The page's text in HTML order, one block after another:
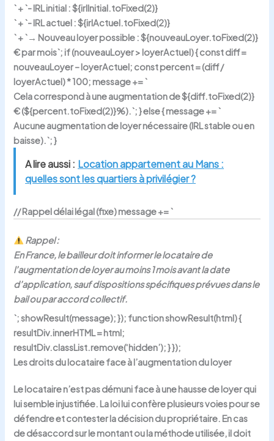
` + `- IRL initial :${irlInitial.toFixed(2)}
` + `- IRL actuel :${irlActuel.toFixed(2)}
` + `→ Nouveau loyer possible :${nouveauLoyer.toFixed(2)}
€ par mois`; if (nouveauLoyer > loyerActuel) { const diff =
nouveauLoyer – loyerActuel; const percent = (diff /
loyerActuel) * 100; message += `
Cela correspond à une augmentation de${diff.toFixed(2)}
€ (${percent.toFixed(2)}%).`; } else { message += `
Aucune augmentation de loyer nécessaire (IRL stable ou en
baisse).`; }
A lire aussi : Location appartement au Mans :
quelles sont les quartiers à privilégier ?
// Rappel délai légal (fixe) message += `
Rappel :
En France, le bailleur doit informer le locataire de
l’augmentation de loyer au moins1 mois avant la date
d’application, sauf dispositions spécifiques prévues dans le
bail ou par accord collectif.
`; showResult(message); }); function showResult(html) {
resultDiv.innerHTML = html;
resultDiv.classList.remove(‘hidden’); } });
Les droits du locataire face à l’augmentation du loyer
Le locataire n’est pas démuni face à une hausse de loyer qui
lui semble injustifiée. La loi lui confère plusieurs voies pour se
défendre et contester la décision du propriétaire. En cas
de désaccord sur le montant ou la méthode utilisée, il doit